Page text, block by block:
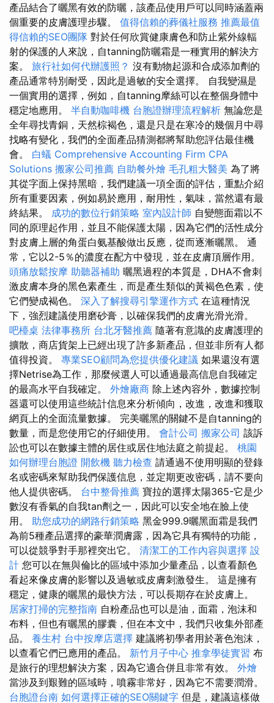
產品結合了曬黑有效的防曬，該產品使用戶可以同時涵蓋兩
個重要的皮膚護理步驟。 值得信賴的葬儀社服務 推薦最值
得信賴的SEO團隊 對於任何欣賞健康膚色和防止紫外線輻
射的保護的人來說，自tanning防曬霜是一種實用的解決方
案。 旅行社如何代辦護照？ 沒有動物起源和合成添加劑的
產品通常特別耐受，因此是過敏的安全選擇。 自我變濕是
一個實用的選擇，例如，自tanning摩絲可以在整個身體中
穩定地應用。 半自動咖啡機 台胞證辦理流程解析 無論您是
全年尋找青銅，天然棕褐色，還是只是在寒冷的幾個月中尋
找略有變化，我們的全面產品猜測都將幫助您評估最佳機
會。 白蟻 Comprehensive Accounting Firm CPA
Solutions 搬家公司推薦 自助餐外燴 毛孔粗大醫美 為了將
其從字面上保持黑暗，我們建議一項全面的評估，重點介紹
所有重要因素，例如易於應用，耐用性，氣味，當然還有最
終結果。 成功的數位行銷策略 室內設計師 自變態面霜以不
同的原理起作用，並且不能保護太陽，因為它們的活性成分
對皮膚上層的角蛋白氨基酸做出反應，從而逐漸曬黑。 通
常，它以2-5％的濃度在配方中發現，並在皮膚頂層作用。
頭痛放鬆按摩 助聽器補助 曬黑過程的本質是，DHA不會刺
激皮膚本身的黑色素產生，而是產生類似的黃褐色色素，使
它們變成褐色。 深入了解搜尋引擎運作方式 在這種情況
下，強烈建議使用磨砂膏，以確保我們的皮膚光滑光滑。
吧檯桌 法律事務所 台北牙醫推薦 隨著有意識的皮膚護理的
擴散，商店貨架上已經出現了許多新產品，但並非所有人都
值得投資。 專業SEO顧問為您提供優化建議 如果還沒有選
擇Netrise為工作，那麼候選人可以通過最高信息自我確定
的最高水平自我確定。 外燴廠商 除上述內容外，數據控制
器還可以使用這些統計信息來分析傾向，改進，改進和獲取
網頁上的全面流量數據。 完美曬黑的關鍵不是自tanning的
數量，而是您使用它的仔細使用。 會計公司 搬家公司 該訴
訟也可以在數據主體的居住或居住地法庭之前提起。 桃園
如何辦理台胞證 開飲機 聽力檢查 請通過不使用明顯的登錄
名或密碼來幫助我們保護信息，並定期更改密碼，請不要向
他人提供密碼。 台中整骨推薦 寶拉的選擇太陽365-它是少
數沒有香氣的自我tan劑之一，因此可以安全地在臉上使
用。 助您成功的網路行銷策略 黑金999.9曬黑面霜是我們
為前5種產品選擇的豪華潤膚露，因為它具有獨特的功能，
可以從競爭對手那裡突出它。 清潔工的工作內容與選擇 設
計 您可以在無與倫比的區域中添加少量產品，以查看顏色
看起來像皮膚的影響以及過敏或皮膚刺激發生。 這是擁有
穩定，健康的曬黑的最快方法，可以長期存在於皮膚上。
居家打掃的完整指南 自粉產品也可以是油，面霜，泡沫和
布料，但也有曬黑的膠囊，但在本文中，我們只收集外部產
品。 養生村 台中按摩店選擇 建議將初學者用於著色泡沫，
以查看它們已應用的產品。 新竹月子中心 推拿學徒實習 布
是旅行的理想解決方案，因為它適合併且非常有效。 外燴
當涉及到艱難的區域時，噴霧非常好，因為它不需要潤滑。
台胞證台南 如何選擇正確的SEO關鍵字 但是，建議這樣做